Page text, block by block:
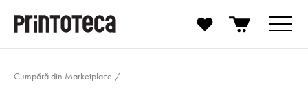
Cumpără din Marketplace